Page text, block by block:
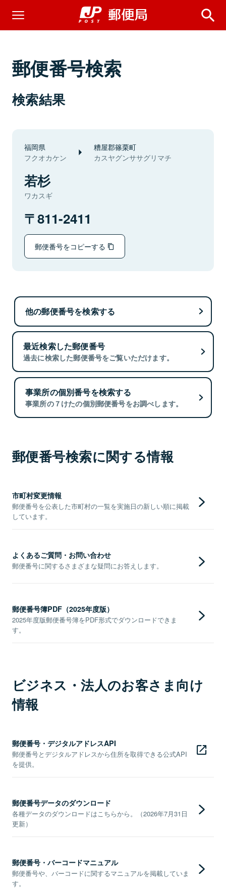
郵便番号検索
検索結果
福岡県
フクオカケン
糟屋郡篠栗町
カスヤグンササグリマチ
若杉
ワカスギ
811-2411
郵便番号をコピーする
他の郵便番号を検索する
最近検索した郵便番号
過去に検索した郵便番号をご覧いただけます。
事業所の個別番号を検索する
事業所の７けたの個別郵便番号をお調べします。
郵便番号検索に関する情報
市町村変更情報
郵便番号を公表した市町村の一覧を実施日の新しい順に掲載
しています。
よくあるご質問・お問い合わせ
郵便番号に関するさまざまな疑問にお答えします。
郵便番号簿PDF（2025年度版）
2025年度版郵便番号簿をPDF形式でダウンロードできま
す。
ビジネス・法人のお客さま向け
情報
郵便番号・デジタルアドレスAPI
郵便番号とデジタルアドレスから住所を取得できる公式API
を提供。
郵便番号データのダウンロード
各種データのダウンロードはこちらから。（2026年7月31日
更新）
郵便番号・バーコードマニュアル
郵便番号や、バーコードに関するマニュアルを掲載していま
す。